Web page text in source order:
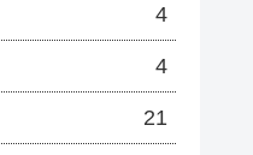
4
4
21